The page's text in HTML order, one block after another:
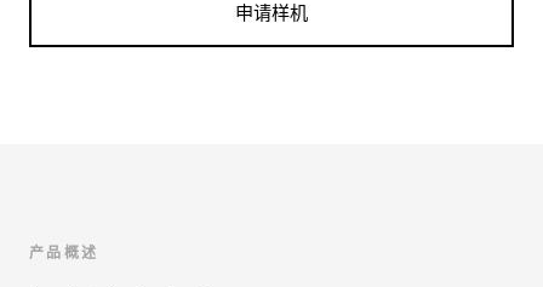
申请样机
产品概述